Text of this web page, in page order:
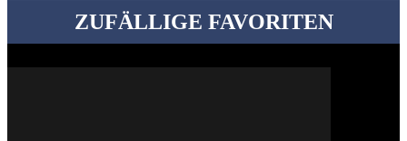
ZUFÄLLIGE FAVORITEN